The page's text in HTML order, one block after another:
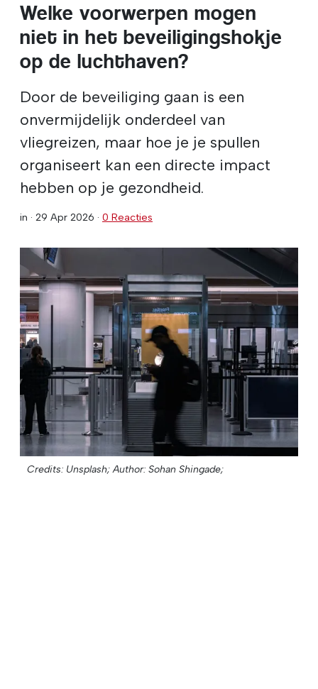
Welke voorwerpen mogen
niet in het beveiligingshokje
op de luchthaven?
Door de beveiliging gaan is een
onvermijdelijk onderdeel van
vliegreizen, maar hoe je je spullen
organiseert kan een directe impact
hebben op je gezondheid.
in · 29 Apr 2026 · 0 Reacties
Credits: Unsplash; Author: Sohan Shingade;